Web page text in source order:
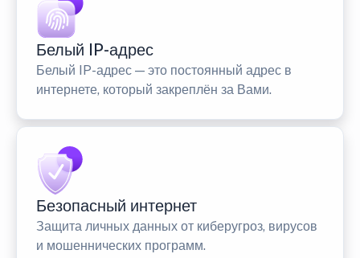
Белый IP-адрес
Белый IP-адрес — это постоянный адрес в
интернете, который закреплён за Вами.
Безопасный интернет
Защита личных данных от киберугроз, вирусов
и мошеннических программ.